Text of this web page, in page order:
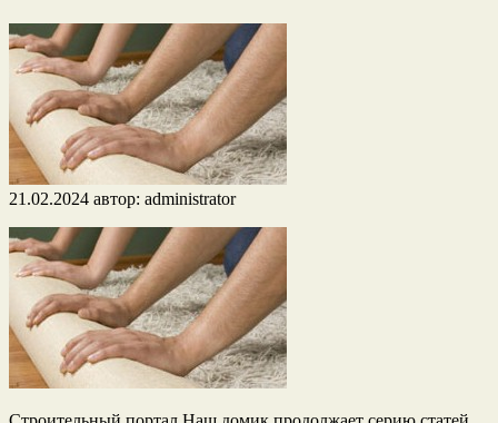
21.02.2024 автор: administrator